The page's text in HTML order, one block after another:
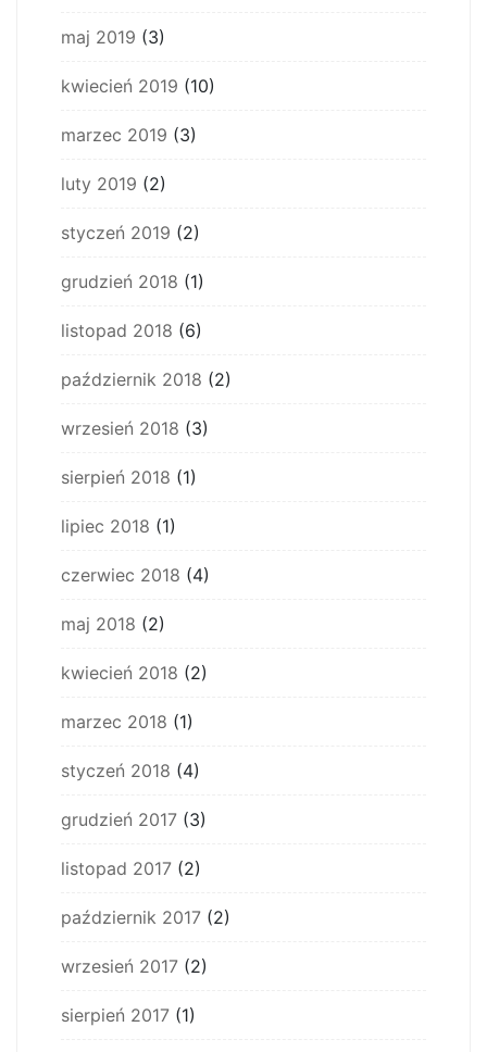
maj 2019 (3)
kwiecień 2019 (10)
marzec 2019 (3)
luty 2019 (2)
styczeń 2019 (2)
grudzień 2018 (1)
listopad 2018 (6)
październik 2018 (2)
wrzesień 2018 (3)
sierpień 2018 (1)
lipiec 2018 (1)
czerwiec 2018 (4)
maj 2018 (2)
kwiecień 2018 (2)
marzec 2018 (1)
styczeń 2018 (4)
grudzień 2017 (3)
listopad 2017 (2)
październik 2017 (2)
wrzesień 2017 (2)
sierpień 2017 (1)